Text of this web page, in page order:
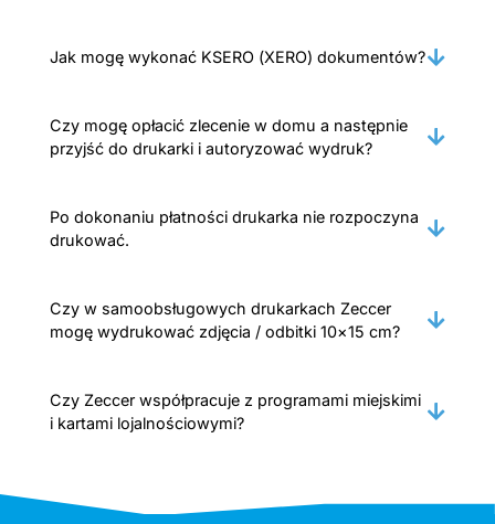
Jak mogę wykonać KSERO (XERO) dokumentów?
Czy mogę opłacić zlecenie w domu a następnie
przyjść do drukarki i autoryzować wydruk?
Po dokonaniu płatności drukarka nie rozpoczyna
drukować.
Czy w samoobsługowych drukarkach Zeccer
mogę wydrukować zdjęcia / odbitki 10×15 cm?
Czy Zeccer współpracuje z programami miejskimi
i kartami lojalnościowymi?